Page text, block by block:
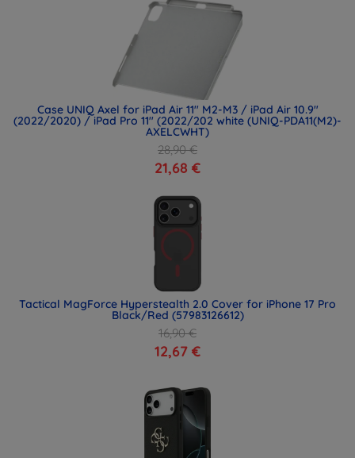
Case UNIQ Axel for iPad Air 11" M2-M3 / iPad Air 10.9"
(2022/2020) / iPad Pro 11" (2022/202 white (UNIQ-PDA11(M2)-
AXELCWHT)
28,90 €
21,68 €
Tactical MagForce Hyperstealth 2.0 Cover for iPhone 17 Pro
Black/Red (57983126612)
16,90 €
12,67 €